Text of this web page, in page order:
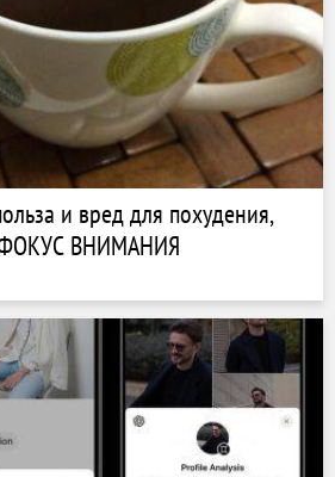
и вред для похудения,
ФОКУС ВНИМАНИЯ